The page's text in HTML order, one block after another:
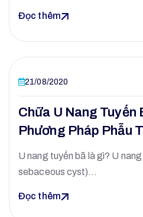
Đọc thêm
21/08/2020
Chữa U Nang Tuyến
Phương Pháp Phẫu
U nang tuyến bã là gì? U
sebaceous cyst)…
Đọc thêm